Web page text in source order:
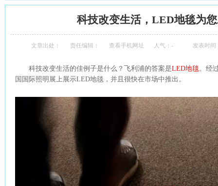
科技改变生活，LED地毯为
文章出处： 责任编辑： 查看手机网址 人气： - 发表时间
科技改变生活的佳例子是什么？飞利浦的答案是LED地毯。经
国国际照明展上展示LED地毯，并且很快在市场中推出。